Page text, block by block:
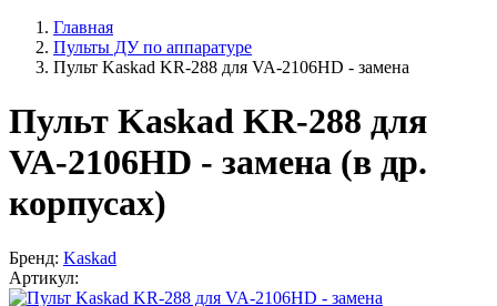
Главная
Пульты ДУ по аппаратуре
Пульт Kaskad KR-288 для VA-2106HD - замена
Пульт Kaskad KR-288 для
VA-2106HD - замена (в др.
корпусах)
Бренд: Kaskad
Артикул: